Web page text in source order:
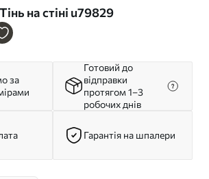
на стіні u79829
за
Готовий до
відправки
протягом 1–3
робочих днів
Гарантія на шпалери